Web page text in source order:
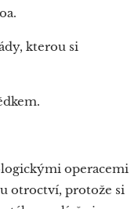
kterou si
operacemi
otroctví, protože si